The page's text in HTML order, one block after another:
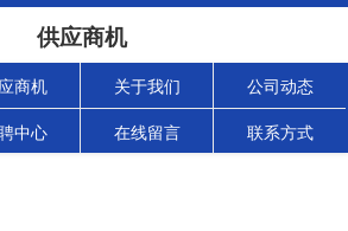
供应商机
商机 关于我们 公司动态
中心 在线留言 联系方式